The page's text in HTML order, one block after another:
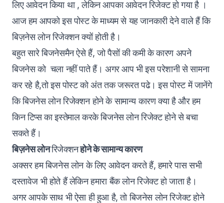
लिए आवेदन किया था , लेकिन आपका आवेदन रिजेक्ट हो गया है ।
आज हम आपको इस पोस्ट के माध्यम से यह जानकारी देने वाले हैं कि
बिज़नेस लोन रिजेक्शन क्यों होती है।
बहुत सारे बिजनेसमैन ऐसे हैं, जो पैसों की कमी के कारण अपने
बिजनेस को चला नहीं पाते हैं। अगर आप भी इस परेशानी से सामना
कर रहे है,तो इस पोस्ट को अंत तक जरूरत पढे। इस पोस्ट में जानेंगे
कि बिजनेस लोन रिजेक्शन होने के सामान्य कारण क्या है और हम
किन टिप्स का इस्तेमाल करके बिजनेस लोन रिजेक्ट होने से बचा
सकते हैं।
बिज़नेस लोनरिजेक्शनहोने के सामान्य कारण
अक्सर हम बिजनेस लोन के लिए आवेदन करते हैं, हमारे पास सभी
दस्तावेज भी होते हैं लेकिन हमारा बैंक लोन रिजेक्ट हो जाता है।
अगर आपके साथ भी ऐसा ही हुआ है, तो बिजनेस लोन रिजेक्ट होने